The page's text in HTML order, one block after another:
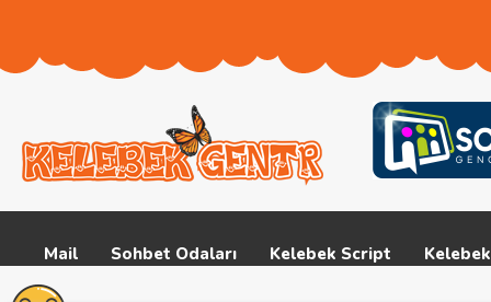
Mail Sohbet Odaları Kelebek Script